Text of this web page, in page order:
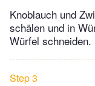
Knoblauch und
schälen und in
Würfel schneiden.
Step 3